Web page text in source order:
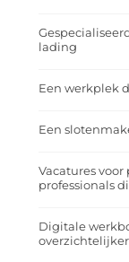
lading
Een werkplek
Een
Vacatures
professionals
Digitale